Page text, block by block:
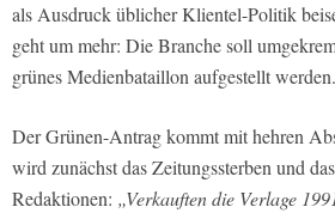
als Ausdruck üblicher Klientel-Politik
geht um mehr: Die Branche soll
grünes Medienbataillon aufgestellt werden.
Der Grünen-Antrag kommt mit hehren
wird zunächst das Zeitungssterben und
Redaktionen: „Verkauften die Verlage